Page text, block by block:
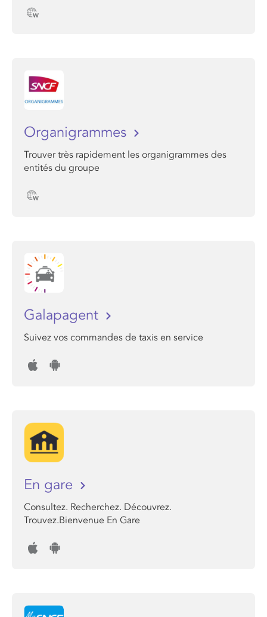
Organigrammes
Trouver très rapidement les organigrammes des
entités du groupe
Galapagent
Suivez vos commandes de taxis en service
En gare
Consultez. Recherchez. Découvrez.
Trouvez.Bienvenue En Gare